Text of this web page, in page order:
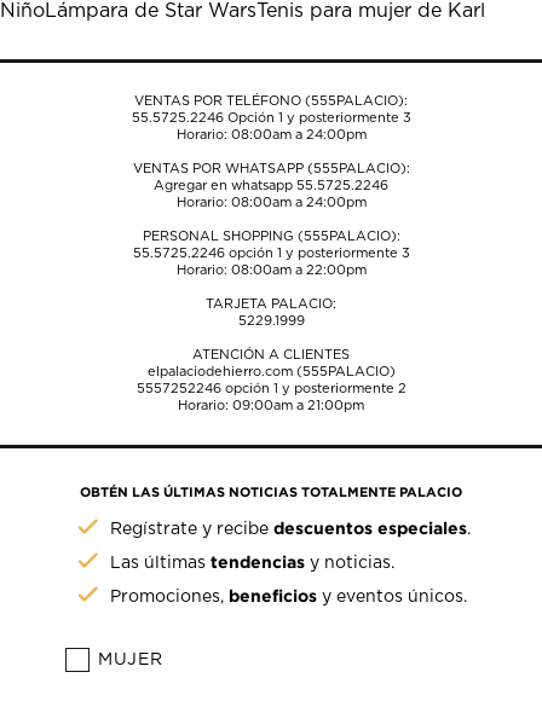
NiñoLámpara de Star WarsTenis para mujer de Karl
VENTAS POR TELÉFONO (555PALACIO):
55.5725.2246Opción 1 y posteriormente 3
Horario: 08:00am a 24:00pm
VENTAS POR WHATSAPP (555PALACIO):
Agregar en whatsapp 55.5725.2246
Horario: 08:00am a 24:00pm
PERSONAL SHOPPING (555PALACIO):
55.5725.2246opción 1 y posteriormente 3
Horario: 08:00am a 22:00pm
TARJETA PALACIO:
5229.1999
ATENCIÓN A CLIENTES
elpalaciodehierro.com (555PALACIO)
5557252246opción 1 y posteriormente 2
Horario: 09:00am a 21:00pm
OBTÉN LAS ÚLTIMAS NOTICIAS TOTALMENTE PALACIO
Regístrate y recibedescuentos especiales.
Las últimastendencias y noticias.
Promociones, beneficios y eventos únicos.
MUJER